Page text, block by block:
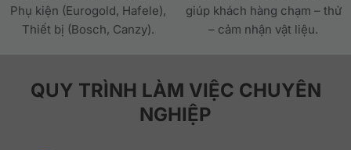
Phụ kiện (Eurogold, Hafele),
Thiết bị (Bosch, Canzy).
giúp khách hàng chạm – thử
– cảm nhận vật liệu.
QUY TRÌNH LÀM VIỆC CHUYÊN
NGHIỆP